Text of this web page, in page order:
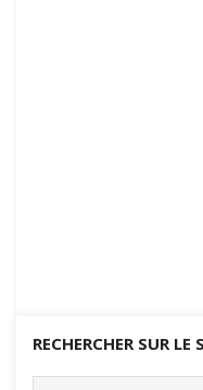
RECHERCHER SUR LE